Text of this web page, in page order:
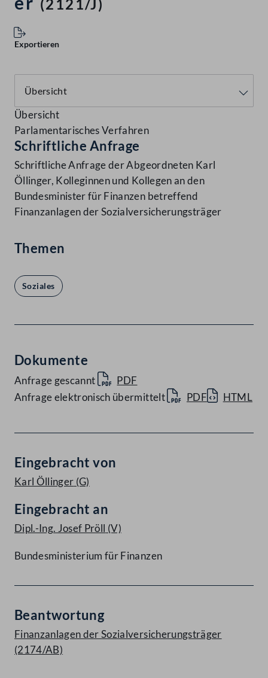
(2121/J)
Exportieren
Übersicht
Parlamentarisches Verfahren
Schriftliche Anfrage
Schriftliche Anfrage der Abgeordneten Karl
Öllinger, Kolleginnen und Kollegen an den
Bundesminister für Finanzen betreffend
Finanzanlagen der Sozialversicherungsträger
Themen
Soziales
Dokumente
Anfrage gescannt
PDF
Anfrage elektronisch übermittelt
PDF HTML
Eingebracht von
Karl Öllinger (G)
Eingebracht an
Dipl.-Ing. Josef Pröll (V)
Bundesministerium für Finanzen
Beantwortung
Finanzanlagen der Sozialversicherungsträger
(2174/AB)